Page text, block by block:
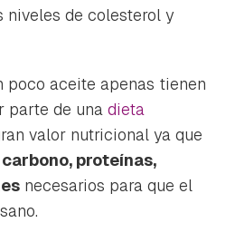
niveles de colesterol y
poco aceite apenas tienen
parte de una dieta
valor nutricional ya que
proteínas,
necesarios para que el